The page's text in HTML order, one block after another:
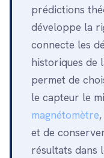
prédictions
développe la
connecte les
historiques de
permet de
le capteur le
magnétomètre,
et de
résultats dans